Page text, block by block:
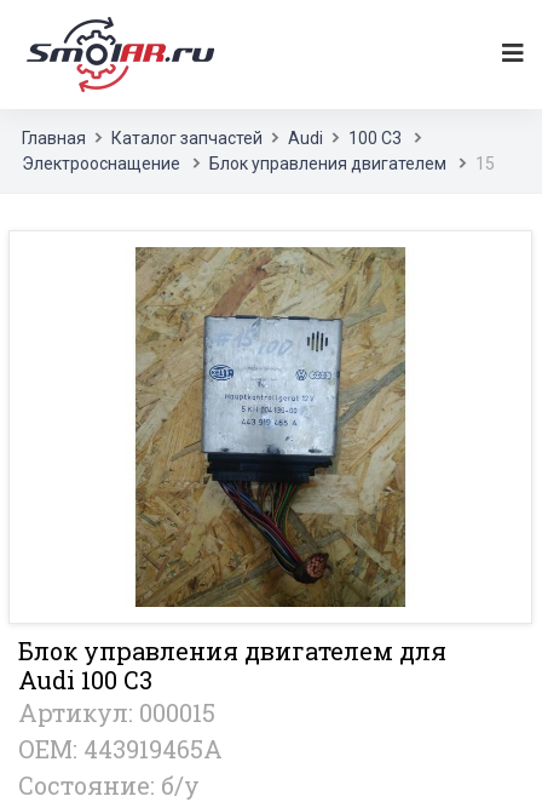
Главная Каталог запчастей Audi
100 С3
Электрооснащение
Блок управления двигателем 15
Блок управления двигателем для
Audi 100 С3
Артикул: 000015
OEM: 443919465A
Состояние: б/у